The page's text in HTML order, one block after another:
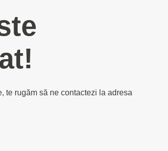
te rugăm să ne contactezi la adresa